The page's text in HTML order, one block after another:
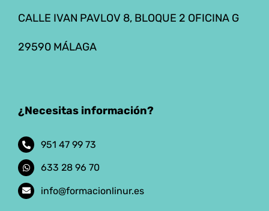
CALLE IVAN PAVLOV 8, BLOQUE 2 OFICINA G
29590 MÁLAGA
¿Necesitas información?
951 47 99 73
633 28 96 70
info@formacionlinur.es